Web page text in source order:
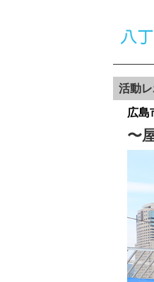
活動
広島
〜